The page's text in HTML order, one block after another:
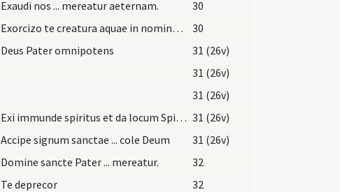
Exaudi nos ... mereatur aeternam.
30
Exorcizo te creatura aquae in nomine Domini Iesu Christi Filii Dei vivi et Spiritus Sancti si quod phantasma si qua virtus inimici si qua incursio diaboli es eradicare et effugare ab hac creatura aquae ut fiat fons aquae salientis in vitam aeternam et cum baptizatus fuerit hic Domini famulus N. fiat templum Dei vivi et Spiritus Sanctus habitet in eo in remissionem omnium peccatorum in nomine Domini nostri Iesu Christi qui venturus est iudicare vivos et mortuos et saeculum per ignem. Amen.
30
Deus Pater omnipotens
31 (26v)
31 (26v)
31 (26v)
Exi immunde spiritus et da locum Spiritui Sancto Paraclito. 31 (26v)
Accipe signum sanctae ... cole Deum
31 (26v)
Domine sancte Pater ... mereatur.
32
Te deprecor
32